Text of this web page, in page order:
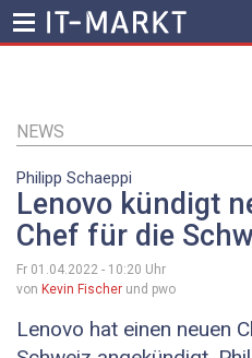
Inhalt
NEWS
Philipp Schaeppi
Lenovo kündigt
Chef für die
Fr 01.04.2022 - 10:20 Uhr
von Kevin Fischer und pwo
Lenovo hat einen neuen